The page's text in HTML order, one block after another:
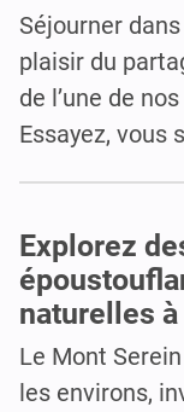
Séjourner
plaisir du
de l’une de nos
Essayez, vous
Explorez
naturelles
Le Mont
les environs,